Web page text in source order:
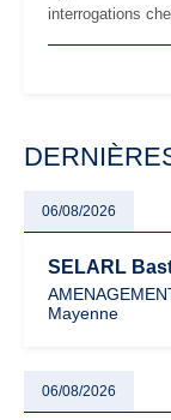
interrogations
facturation ou
06/08/2026
SELARL
Mayenne
06/08/2026